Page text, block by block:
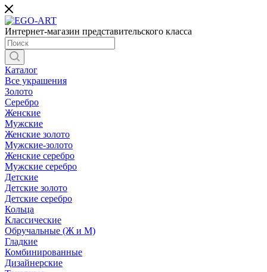
Интернет-магазин представительского класса
Каталог
Все украшения
Золото
Серебро
Женские
Мужские
Женские золото
Мужские-золото
Женские серебро
Мужские серебро
Детские
Детские золото
Детские серебро
Кольца
Классические
Обручальные (Ж и М)
Гладкие
Комбинированные
Дизайнерские